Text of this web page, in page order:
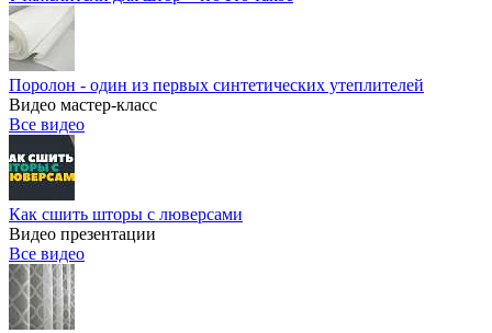
Поролон - один из первых синтетических утеплителей
Видео мастер-класс
Все видео
Как сшить шторы с люверсами
Видео презентации
Все видео